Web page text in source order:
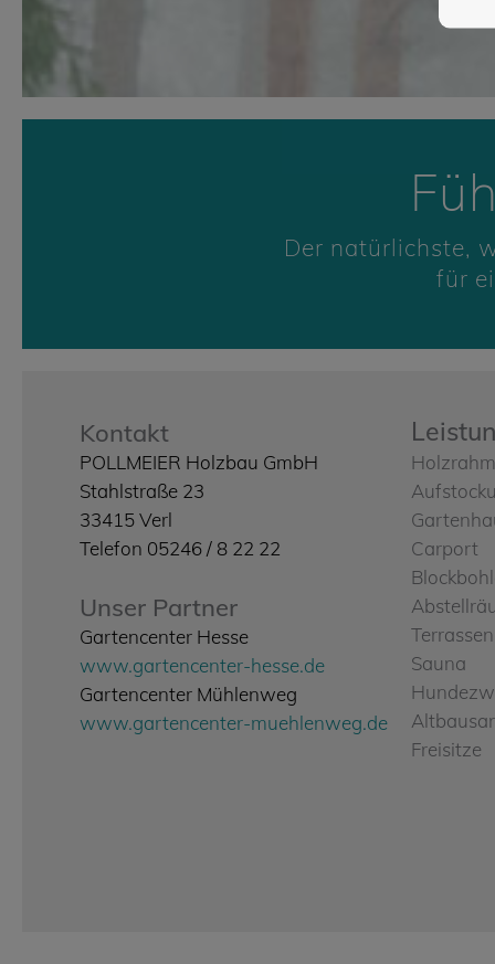
Der natürlichste,
für
Kontakt
POLLMEIER Holzbau GmbH
Stahlstraße 23
33415 Verl
Telefon 05246 / 8 22 22
Unser Partner
Gartencenter Hesse
www.gartencenter-hesse.de
Gartencenter Mühlenweg
www.gartencenter-muehlenweg.de
Carport
Sauna
Freisitze